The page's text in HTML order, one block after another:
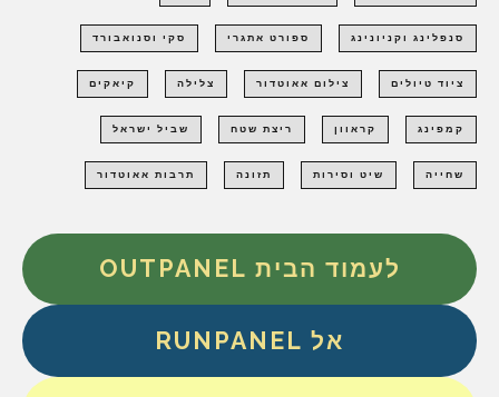
סנפלינג וקניונינג ספורט אתגרי סקי וסנואבורד
ציוד טיולים צילום אאוטדור צלילה קיאקים
קמפינג קראוון ריצת שטח שביל ישראל
שחייה שיט וסירות תזונה תרבות אאוטדור
לעמוד הבית OUTPANEL
אל RUNPANEL